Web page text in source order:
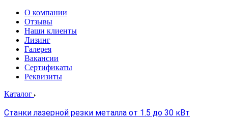
О компании
Отзывы
Наши клиенты
Лизинг
Галерея
Вакансии
Сертификаты
Реквизиты
Каталог
Станки лазерной резки металла от 1.5 до 30 кВт